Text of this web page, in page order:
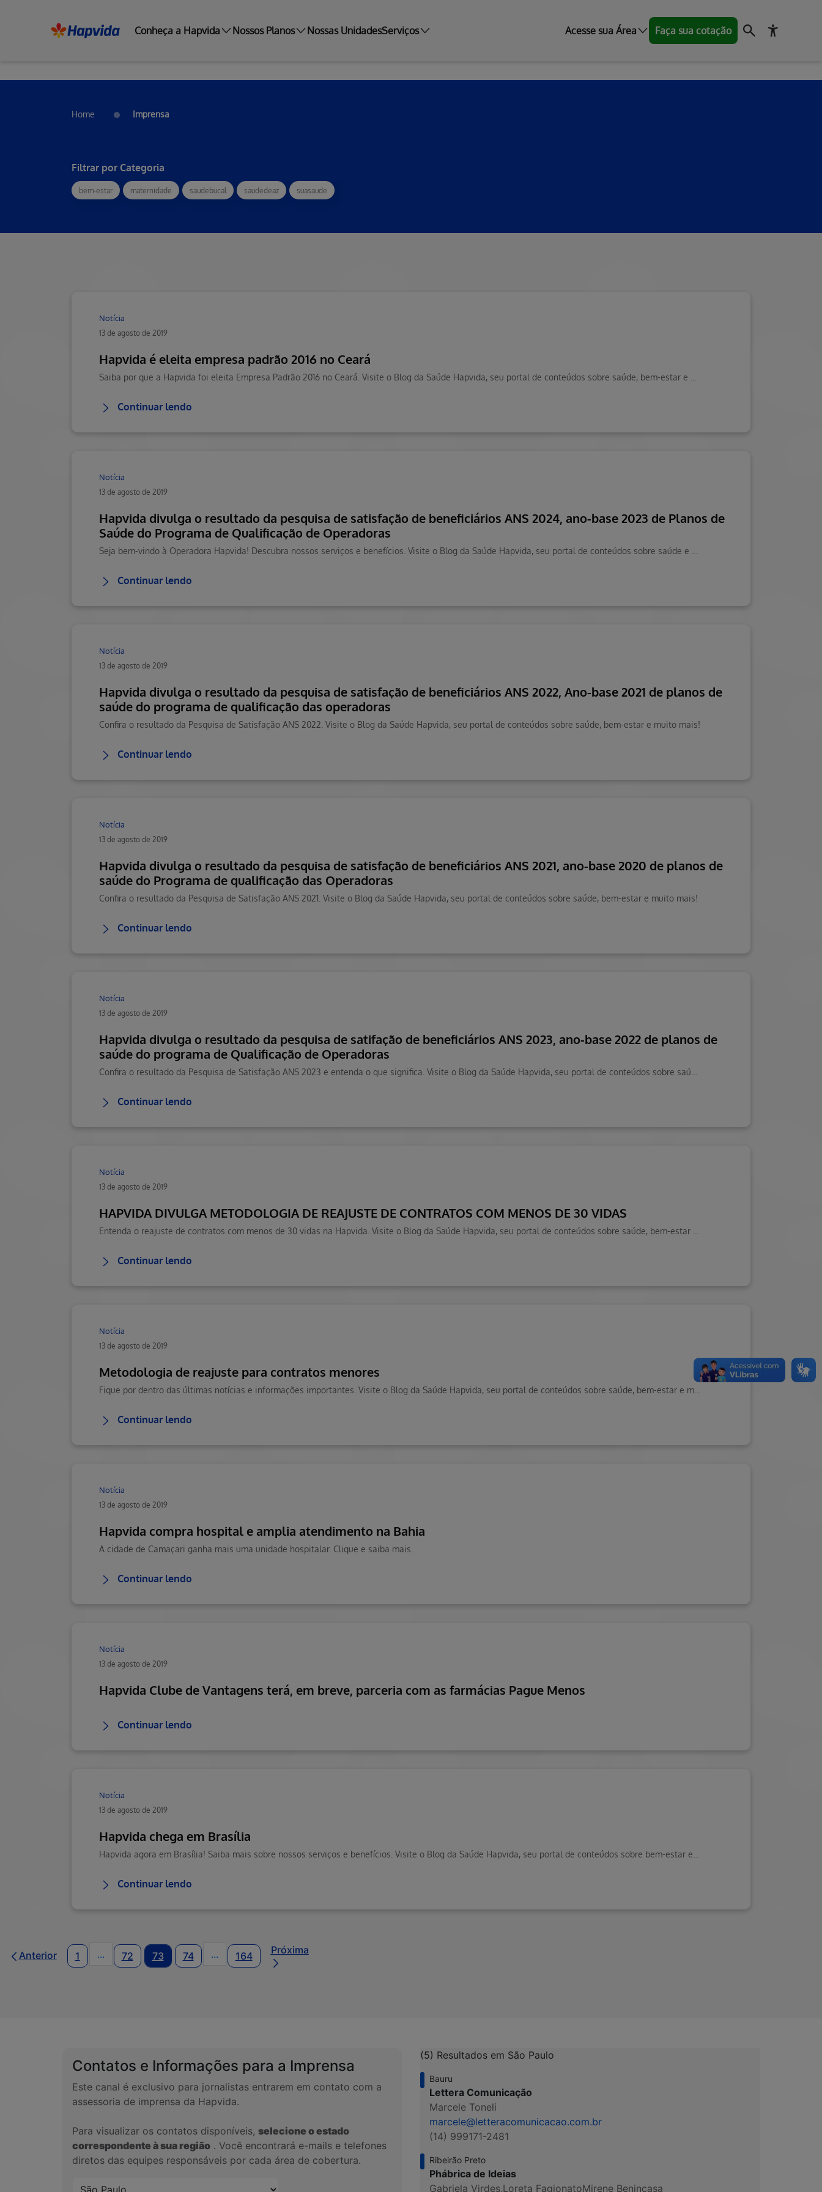
Conheça a Hapvida Nossos Planos Nossas UnidadesServiços Acesse sua Área Faça sua cotação
Home Imprensa
Filtrar por Categoria
bem-estar maternidade saudebucal saudedeaz suasaude
Notícia
13 de agosto de 2019
Hapvida é eleita empresa padrão 2016 no Ceará
Continuar lendo
Notícia
13 de agosto de 2019
Hapvida divulga o resultado da pesquisa de satisfação de beneficiários ANS 2024, ano-base 2023 de Planos de
Saúde do Programa de Qualificação de Operadoras
Continuar lendo
Notícia
13 de agosto de 2019
Hapvida divulga o resultado da pesquisa de satisfação de beneficiários ANS 2022, Ano-base 2021 de planos de
saúde do programa de qualificação das operadoras
Confira o resultado da Pesquisa de Satisfação ANS 2022. Visite o Blog da Saúde Hapvida, seu portal de conteúdos sobre saúde, bem-estar e muito mais!
Continuar lendo
Notícia
13 de agosto de 2019
Hapvida divulga o resultado da pesquisa de satisfação de beneficiários ANS 2021, ano-base 2020 de planos de
saúde do Programa de qualificação das Operadoras
Confira o resultado da Pesquisa de Satisfação ANS 2021. Visite o Blog da Saúde Hapvida, seu portal de conteúdos sobre saúde, bem-estar e muito mais!
Continuar lendo
Notícia
13 de agosto de 2019
Hapvida divulga o resultado da pesquisa de satifação de beneficiários ANS 2023, ano-base 2022 de planos de
saúde do programa de Qualificação de Operadoras
Continuar lendo
Notícia
13 de agosto de 2019
HAPVIDA DIVULGA METODOLOGIA DE REAJUSTE DE CONTRATOS COM MENOS DE 30 VIDAS
Continuar lendo
Notícia
13 de agosto de 2019
Metodologia de reajuste para contratos menores
Continuar lendo
Notícia
13 de agosto de 2019
Hapvida compra hospital e amplia atendimento na Bahia
A cidade de Camaçari ganha mais uma unidade hospitalar. Clique e saiba mais.
Continuar lendo
Notícia
13 de agosto de 2019
Hapvida Clube de Vantagens terá, em breve, parceria com as farmácias Pague Menos
Continuar lendo
Notícia
13 de agosto de 2019
Hapvida chega em Brasília
Continuar lendo
Anterior 1 ...Páginas intermediárias Usar ABA para navegar.
72 73 74 ...Páginas intermediárias Usar ABA para navegar.
164 Próxima
Contatos e Informações para a Imprensa
Este canal é exclusivo para jornalistas entrarem em contato com a
assessoria de imprensa da Hapvida.
Para visualizar os contatos disponíveis, selecione o estado
correspondente à sua região . Você encontrará e-mails e telefones
diretos das equipes responsáveis por cada área de cobertura.
(5) Resultados em São Paulo
Bauru
Lettera Comunicação
Marcele Toneli
marcele@letteracomunicacao.com.br
(14) 999171-2481
Ribeirão Preto
Phábrica de Ideias
Gabriela Virdes,Loreta FagionatoMirene Benincasa